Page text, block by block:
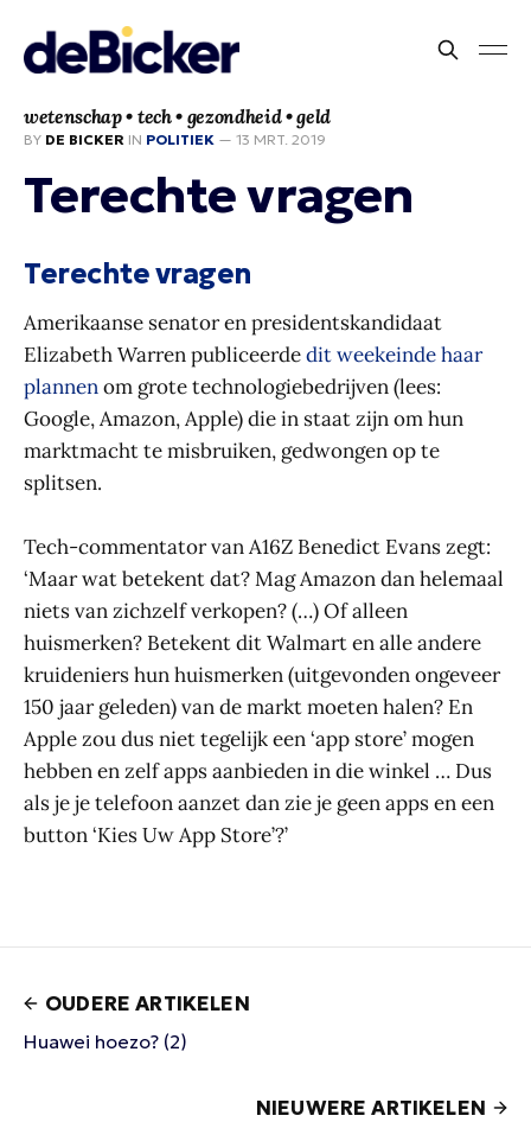
wetenschap • tech • gezondheid • geld
BY DE BICKER IN POLITIEK — 13 MRT. 2019
Terechte vragen
Terechte vragen
Amerikaanse senator en presidentskandidaat
Elizabeth Warren publiceerdedit weekeinde haar
plannenom grote technologiebedrijven (lees:
Google, Amazon, Apple) die in staat zijn om hun
marktmacht te misbruiken, gedwongen op te
splitsen.
Tech-commentator van A16Z Benedict Evans zegt:
‘Maar wat betekent dat? Mag Amazon dan helemaal
niets van zichzelf verkopen? (…) Of alleen
huismerken? Betekent dit Walmart en alle andere
kruideniers hun huismerken (uitgevonden ongeveer
150 jaar geleden) van de markt moeten halen? En
Apple zou dus niet tegelijk een ‘app store’ mogen
hebben en zelf apps aanbieden in die winkel … Dus
als je je telefoon aanzet dan zie je geen apps en een
button ‘Kies Uw App Store’?’
OUDERE ARTIKELEN
Huawei hoezo? (2)
NIEUWERE ARTIKELEN